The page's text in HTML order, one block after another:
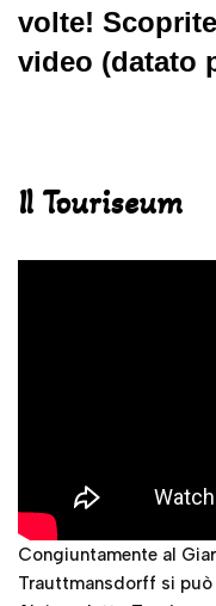
volte!
video (datato
Il Touriseum
Congiuntamente al
Trauttmansdorff si